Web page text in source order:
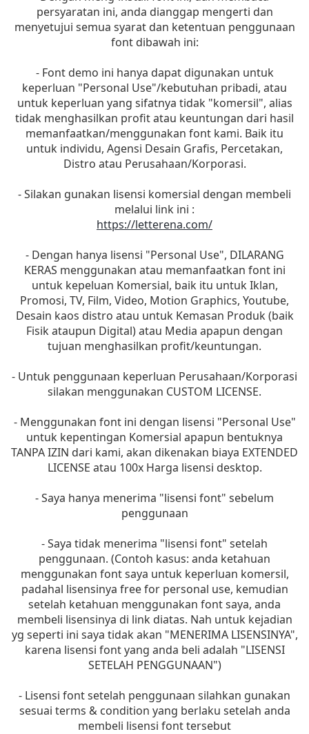
persyaratan ini, anda dianggap mengerti dan
menyetujui semua syarat dan ketentuan penggunaan
font dibawah ini:
- Font demo ini hanya dapat digunakan untuk
keperluan "Personal Use"/kebutuhan pribadi, atau
untuk keperluan yang sifatnya tidak "komersil", alias
tidak menghasilkan profit atau keuntungan dari hasil
memanfaatkan/menggunakan font kami. Baik itu
untuk individu, Agensi Desain Grafis, Percetakan,
Distro atau Perusahaan/Korporasi.
- Silakan gunakan lisensi komersial dengan membeli
melalui link ini :
https://letterena.com/
- Dengan hanya lisensi "Personal Use", DILARANG
KERAS menggunakan atau memanfaatkan font ini
untuk kepeluan Komersial, baik itu untuk Iklan,
Promosi, TV, Film, Video, Motion Graphics, Youtube,
Desain kaos distro atau untuk Kemasan Produk (baik
Fisik ataupun Digital) atau Media apapun dengan
tujuan menghasilkan profit/keuntungan.
- Untuk penggunaan keperluan Perusahaan/Korporasi
silakan menggunakan CUSTOM LICENSE.
- Menggunakan font ini dengan lisensi "Personal Use"
untuk kepentingan Komersial apapun bentuknya
TANPA IZIN dari kami, akan dikenakan biaya EXTENDED
LICENSE atau 100x Harga lisensi desktop.
- Saya hanya menerima "lisensi font" sebelum
penggunaan
- Saya tidak menerima "lisensi font" setelah
penggunaan. (Contoh kasus: anda ketahuan
menggunakan font saya untuk keperluan komersil,
padahal lisensinya free for personal use, kemudian
setelah ketahuan menggunakan font saya, anda
membeli lisensinya di link diatas. Nah untuk kejadian
yg seperti ini saya tidak akan "MENERIMA LISENSINYA",
karena lisensi font yang anda beli adalah "LISENSI
SETELAH PENGGUNAAN")
- Lisensi font setelah penggunaan silahkan gunakan
sesuai terms & condition yang berlaku setelah anda
membeli lisensi font tersebut